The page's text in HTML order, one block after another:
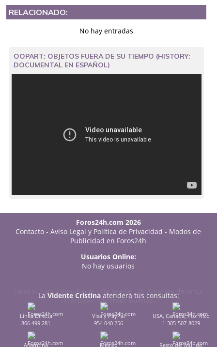
RELACIONADO:
No hay entradas
OOPART: OBJETOS FUERA DE SU TIEMPO (HISTORY:
DOCUMENTAL EN ESPAÑOL)
Foros24h.com 2026
Contacto -Aviso Legal y Política de Privacidad - Modos de
Publicidad en Foros24h
Usuarios Online:
No hay usuarios
Tarot sí o no: cómo hacer una tirada-
20 Amarres de Amor
Efectivos-Videntes Buenas
La Vidente Cristinaatenderá tus consultas:
Línea Directa
806 499 281
Visa y PayPal
954 040 256
USA, Canadá, Pto. Rico
1-305-507-8029
Argentina México Resto del Mundo